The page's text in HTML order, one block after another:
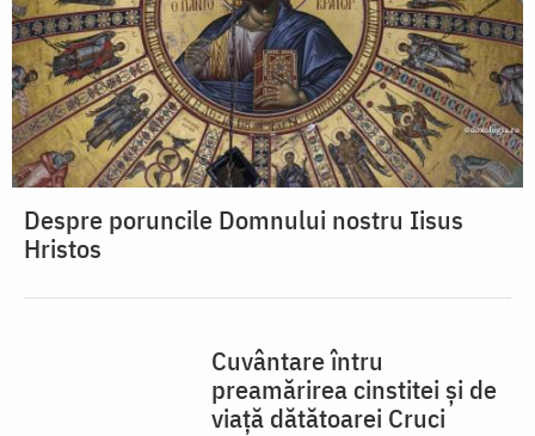
Despre poruncile Domnului nostru Iisus
Hristos
Cuvântare întru
preamărirea cinstitei și de
viață dătătoarei Cruci